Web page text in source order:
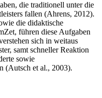
die traditionell unter die
fallen (Ahrens, 2012).
die didaktische
führen diese Aufgaben
sich in weitaus
samt schneller Reaktion
sowie
(Autsch et al., 2003).